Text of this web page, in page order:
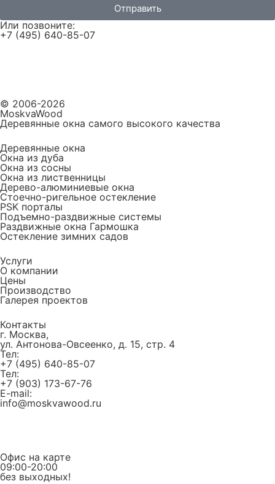
Отправить
Или позвоните:
+7 (495) 640-85-07
© 2006-2026
MoskvaWood
Деревянные окна самого высокого качества
Деревянные окна
Окна из дуба
Окна из сосны
Окна из лиственницы
Дерево-алюминиевые окна
Стоечно-ригельное остекление
PSK порталы
Подъемно-раздвижные системы
Раздвижные окна Гармошка
Остекление зимних садов
Услуги
О компании
Цены
Производство
Галерея проектов
Контакты
г. Москва,
ул. Антонова-Овсеенко, д. 15, стр. 4
Тел:
+7 (495) 640-85-07
Тел:
+7 (903) 173-67-76
E-mail:
info@moskvawood.ru
Офис на карте
09:00-20:00
без выходных!